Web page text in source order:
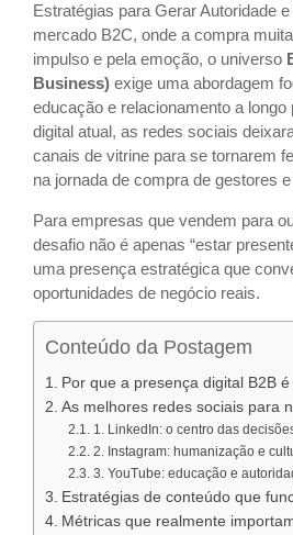
Estratégias para Gerar Autoridade
mercado B2C, onde a compra
impulso e pela emoção, o universo
Business) exige uma abordagem
educação e relacionamento a longo
digital atual, as redes sociais
canais de vitrine para se tornarem
na jornada de compra de gestores
Para empresas que vendem para
desafio não é apenas “estar
uma presença estratégica que
oportunidades de negócio reais.
Conteúdo da Postagem
Por que a presença digital B2B
As melhores redes sociais para
1. LinkedIn: o centro das
2. Instagram: humanização e
3. YouTube: educação e
Estratégias de conteúdo que
Métricas que realmente